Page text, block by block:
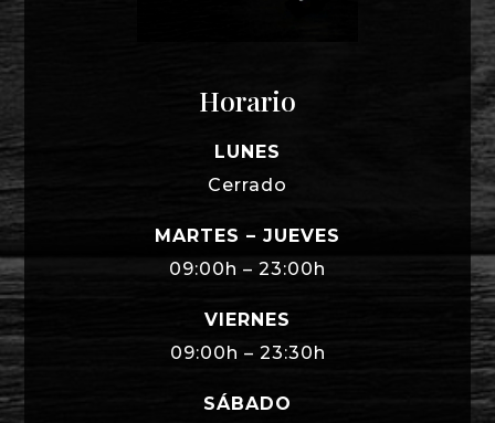
Horario
LUNES
Cerrado
MARTES – JUEVES
09:00h – 23:00h
VIERNES
09:00h – 23:30h
SÁBADO